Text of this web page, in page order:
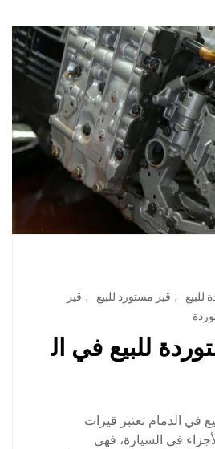
, قير مستورد للبيع , قير
للبيع في ال
في الدمام تعتبر قيرات
في السيارة، فهي